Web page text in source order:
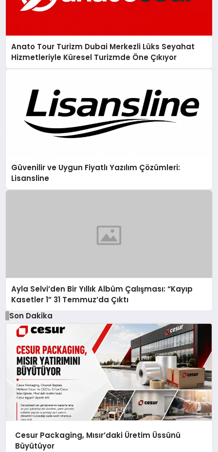
Anato Tour Turizm Dubai Merkezli Lüks Seyahat
Hizmetleriyle Küresel Turizmde Öne Çıkıyor
Güvenilir ve Uygun Fiyatlı Yazılım Çözümleri:
Lisansline
Ayla Selvi’den Bir Yıllık Albüm Çalışması: “Kayıp
Kasetler 1” 31 Temmuz’da Çıktı
Son Dakika
Cesur Packaging, Mısır’daki Üretim Üssünü
Büyütüyor